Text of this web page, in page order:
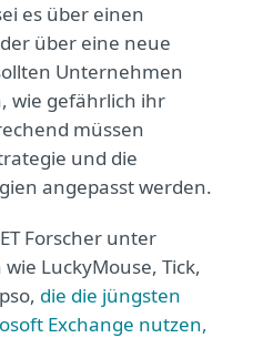
es über einen
über eine neue
Unternehmen
wie gefährlich ihr
müssen
und die
angepasst werden.
Forscher unter
LuckyMouse, Tick,
die die jüngsten
Exchange nutzen,